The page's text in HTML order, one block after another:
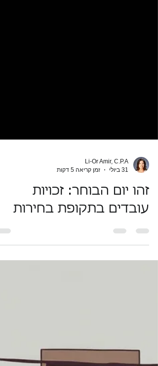
31 ביולי
זמן קריאה 5 דקות
זהו יום הבוחר: זכויות